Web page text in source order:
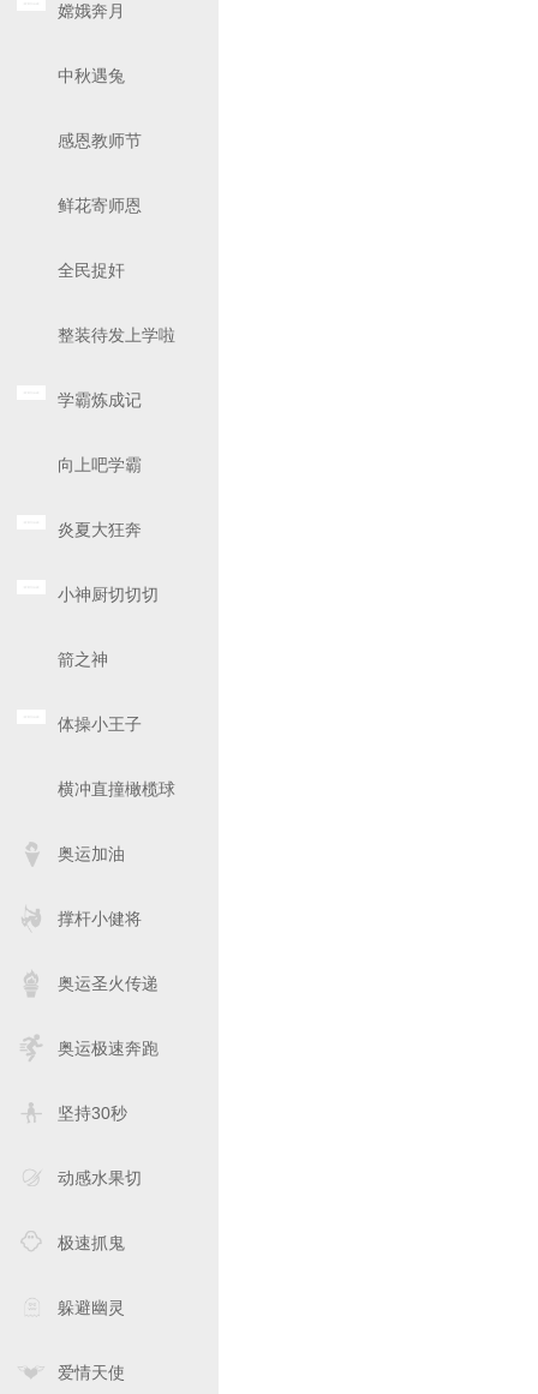
嫦娥奔月
中秋遇兔
感恩教师节
鲜花寄师恩
全民捉奸
整装待发上学啦
学霸炼成记
向上吧学霸
炎夏大狂奔
小神厨切切切
箭之神
体操小王子
横冲直撞橄榄球
奥运加油
撑杆小健将
奥运圣火传递
奥运极速奔跑
坚持30秒
动感水果切
极速抓鬼
躲避幽灵
爱情天使